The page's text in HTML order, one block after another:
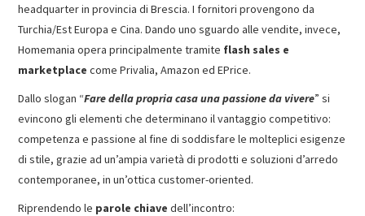
headquarter in provincia di Brescia. I fornitori provengono da
Turchia/Est Europa e Cina. Dando uno sguardo alle vendite, invece,
Homemania opera principalmente tramite flash sales e
marketplace come Privalia, Amazon ed EPrice.
Dallo slogan “Fare della propria casa una passione da vivere” si
evincono gli elementi che determinano il vantaggio competitivo:
competenza e passione al fine di soddisfare le molteplici esigenze
di stile, grazie ad un’ampia varietà di prodotti e soluzioni d’arredo
contemporanee, in un’ottica customer-oriented.
Riprendendo le parole chiave dell’incontro: